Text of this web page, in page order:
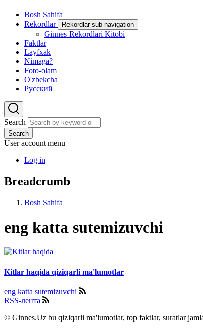
Bosh Sahifa
Rekordlar
Rekordlar sub-navigation
Ginnes Rekordlari Kitobi
Faktlar
Layfxak
Nimaga?
Foto-olam
O'zbekcha
Русский
Search
Search
User account menu
Log in
Breadcrumb
Bosh Sahifa
eng katta sutemizuvchi
Kitlar haqida qiziqarli ma'lumotlar
eng katta sutemizuvchi
RSS-лента
© Ginnes.Uz bu qiziqarli ma'lumotlar, top faktlar, suratlar